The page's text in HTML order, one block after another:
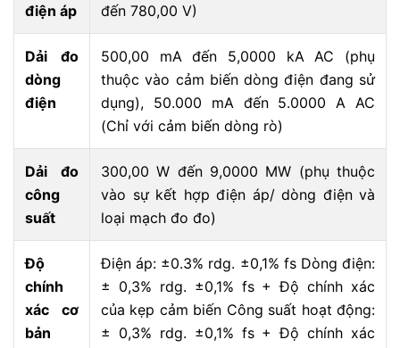
điện áp
đến 780,00 V)
Dải đo
dòng
điện
500,00 mA đến 5,0000 kA AC (phụ
thuộc vào cảm biến dòng điện đang sử
dụng), 50.000 mA đến 5.0000 A AC
(Chỉ với cảm biến dòng rò)
Dải đo
công
suất
300,00 W đến 9,0000 MW (phụ thuộc
vào sự kết hợp điện áp/ dòng điện và
loại mạch đo đo)
Độ
chính
xác cơ
bản
Điện áp: ±0.3% rdg. ±0,1% fs Dòng điện:
± 0,3% rdg. ±0,1% fs + Độ chính xác
của kẹp cảm biến Công suất hoạt động:
± 0,3% rdg. ±0,1% fs + Độ chính xác